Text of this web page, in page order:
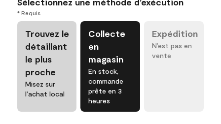
* Requis
Trouvez le
détaillant
le plus
proche
Misez sur
l’achat local
Collecte
en
magasin
En stock,
commande
prête en 3
heures
Expédition
N’est pas en
vente